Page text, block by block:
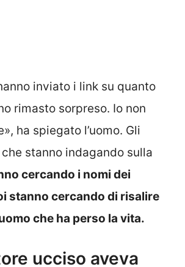
inviato i link su quanto
rimasto sorpreso. Io non
ha spiegato l’uomo. Gli
stanno indagando sulla
cercando i nomi dei
stanno cercando di risalire
che ha perso la vita.
ucciso aveva